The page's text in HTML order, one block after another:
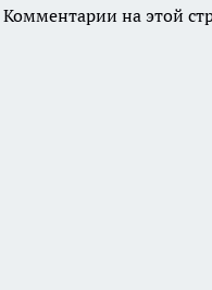
Комментарии на этой